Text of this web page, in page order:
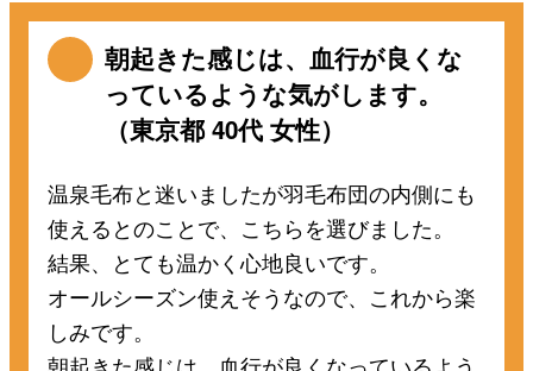
朝起きた感じは、血行が良くな
っているような気がします。
（東京都 40代 女性）
温泉毛布と迷いましたが羽毛布団の内側にも
使えるとのことで、こちらを選びました。
結果、とても温かく心地良いです。
オールシーズン使えそうなので、これから楽
しみです。